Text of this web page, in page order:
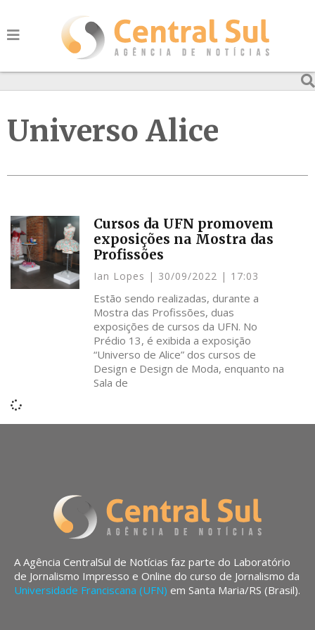
Universo Alice
Cursos da UFN promovem
exposições na Mostra das
Profissões
Ian Lopes 30/09/2022 17:03
Estão sendo realizadas, durante a
Mostra das Profissões, duas
exposições de cursos da UFN. No
Prédio 13, é exibida a exposição
“Universo de Alice” dos cursos de
Design e Design de Moda, enquanto na
Sala de
A Agência CentralSul de Notícias faz parte do Laboratório
de Jornalismo Impresso e Online do curso de Jornalismo da
Universidade Franciscana (UFN) em Santa Maria/RS (Brasil).